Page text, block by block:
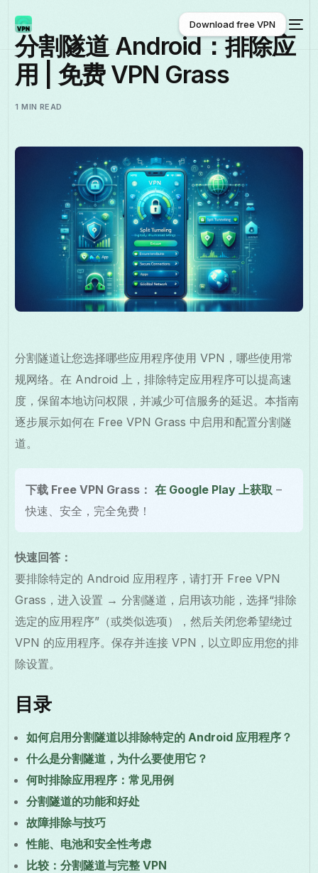
中文 (中国)
Download free VPN
Download free VPN
分割隧道 Android：排除应
用 | 免费 VPN Grass
1 MIN READ
分割隧道让您选择哪些应用程序使用 VPN，哪些使用常
规网络。在 Android 上，排除特定应用程序可以提高速
度，保留本地访问权限，并减少可信服务的延迟。本指南
逐步展示如何在 Free VPN Grass 中启用和配置分割隧
道。
下载 Free VPN Grass： 在 Google Play 上获取 –
快速、安全，完全免费！
快速回答：
要排除特定的 Android 应用程序，请打开 Free VPN
Grass，进入设置 → 分割隧道，启用该功能，选择“排除
选定的应用程序”（或类似选项），然后关闭您希望绕过
VPN 的应用程序。保存并连接 VPN，以立即应用您的排
除设置。
目录
如何启用分割隧道以排除特定的 Android 应用程序？
什么是分割隧道，为什么要使用它？
何时排除应用程序：常见用例
分割隧道的功能和好处
故障排除与技巧
性能、电池和安全性考虑
比较：分割隧道与完整 VPN